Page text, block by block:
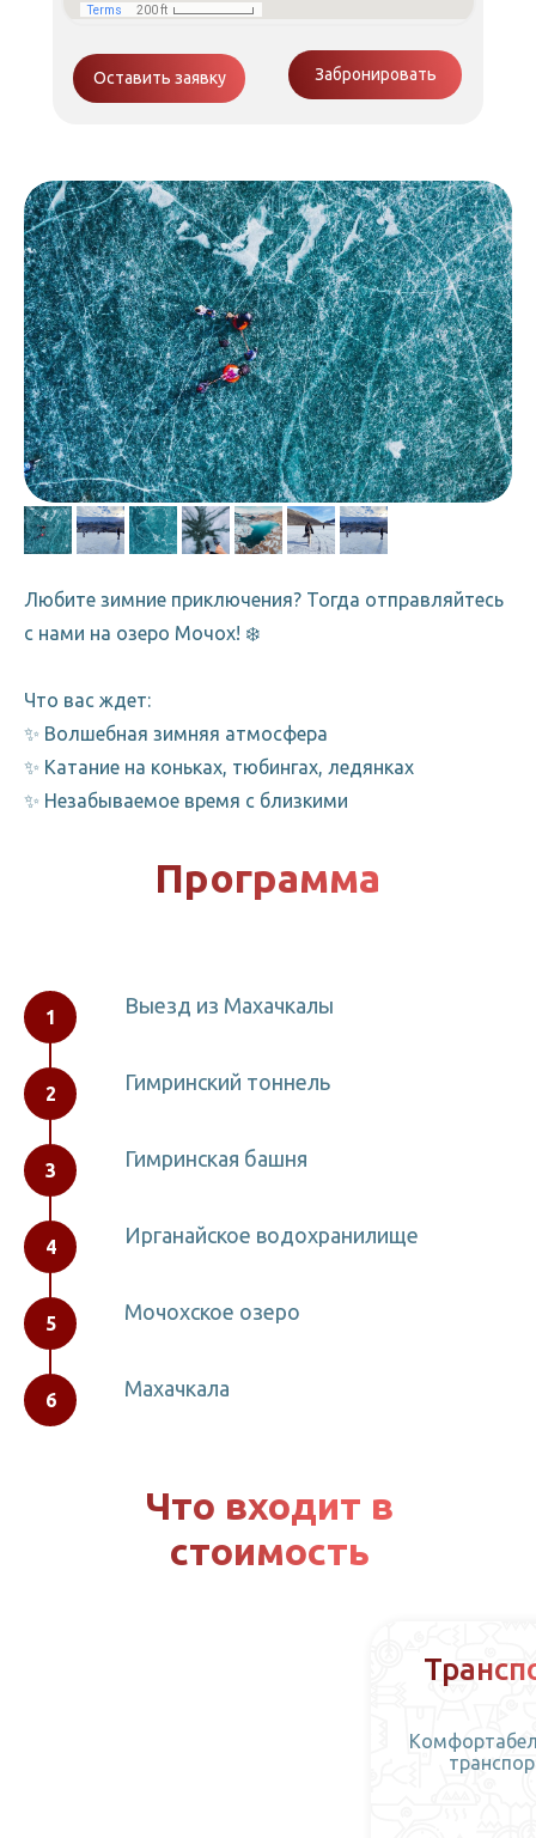
Оставить заявку Забронировать
Любите зимние приключения? Тогда отправляйтесь
с нами на озеро Мочох! ❄️
Что вас ждет:
✨ Волшебная зимняя атмосфера
✨ Катание на коньках, тюбингах, ледянках
✨ Незабываемое время с близкими
Программа
Выезд из Махачкалы
Гимринский тоннель
Гимринская башня
Ирганайское водохранилище
Мочохское озеро
Махачкала
Что входит в
стоимость